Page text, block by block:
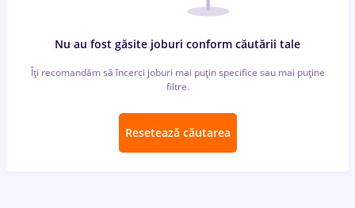
Nu au fost găsite joburi conform căutării tale
Îți recomandăm să încerci joburi mai puțin specifice sau mai puține
filtre.
Resetează căutarea